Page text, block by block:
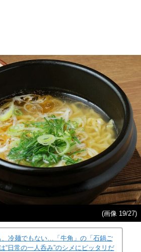
(画像 19/27)
、冷麺でもない…「牛角」の「石鍋ご
“日常の一人呑み”のシメにピッタリだ